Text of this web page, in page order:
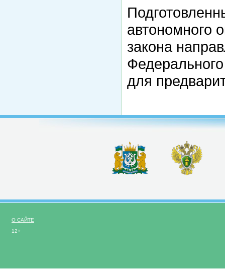
автономного
закона
для
О САЙТЕ
12+